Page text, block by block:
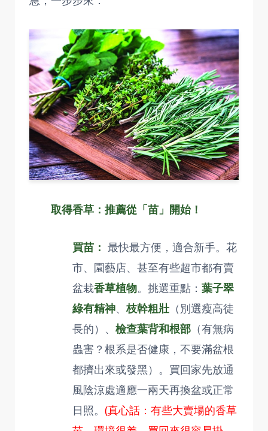
取得香草：推薦從「苗」開始！
買苗： 最快最方便，適合新手。花
市、園藝店、甚至有些超市都有賣
盆栽香草植物。挑選重點： 葉子翠
綠有精神、枝幹粗壯 （別選瘦高徒
長的）、 檢查葉背和根部 （有無病
蟲害？根系是否健康，不要滿盆根
都擠出來或發黑）。買回家先放通
風陰涼處適應一兩天再換盆或正常
日照。 (真心話：有些大賣場的香草